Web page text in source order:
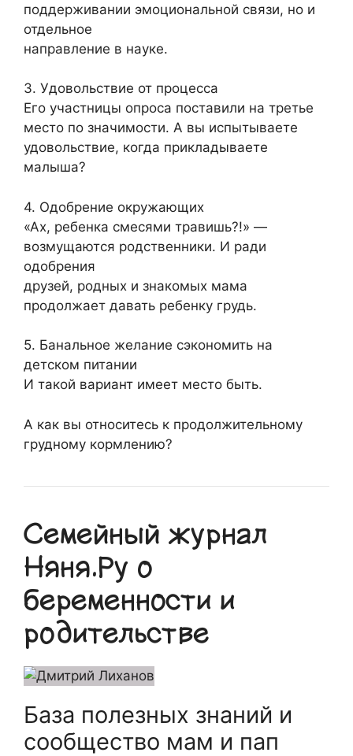
поддерживании эмоциональной связи, но и
отдельное
направление в науке.
3. Удовольствие от процесса
Его участницы опроса поставили на третье
место по значимости. А вы испытываете
удовольствие, когда прикладываете
малыша?
4. Одобрение окружающих
«Ах, ребенка смесями травишь?!» —
возмущаются родственники. И ради
одобрения
друзей, родных и знакомых мама
продолжает давать ребенку грудь.
5. Банальное желание сэкономить на
детском питании
И такой вариант имеет место быть.
А как вы относитесь к продолжительному
грудному кормлению?
Семейный журнал
Няня.Ру о
беременности и
родительстве
База полезных знаний и
сообщество мам и пап